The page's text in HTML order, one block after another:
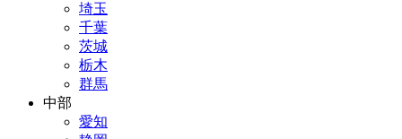
埼玉
千葉
茨城
栃木
群馬
中部
愛知